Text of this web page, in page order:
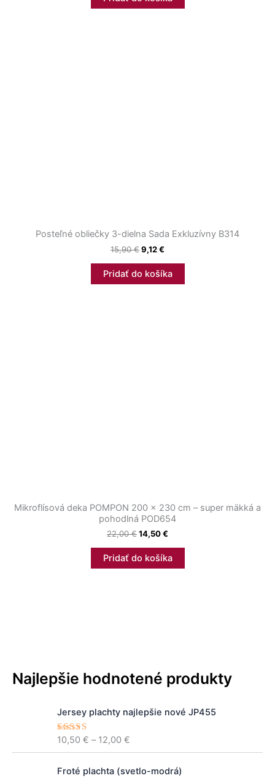
Najlepšie hodnotené produkty
Jersey plachty najlepšie nové JP455
Hodnoteni
5.00
10,50 € – 12,00 €
P
r
c
r
Froté plachta (svetlo-modrá)
r
Posteľné obliečky 3-dielna Sada Exkluzívny B314
15,90€9,12€
Pridať do košíka
Mikroflísová deka POMPON 200 x 230 cm – super mäkká a
pohodlná POD654
22,00€14,50€
Pridať do košíka